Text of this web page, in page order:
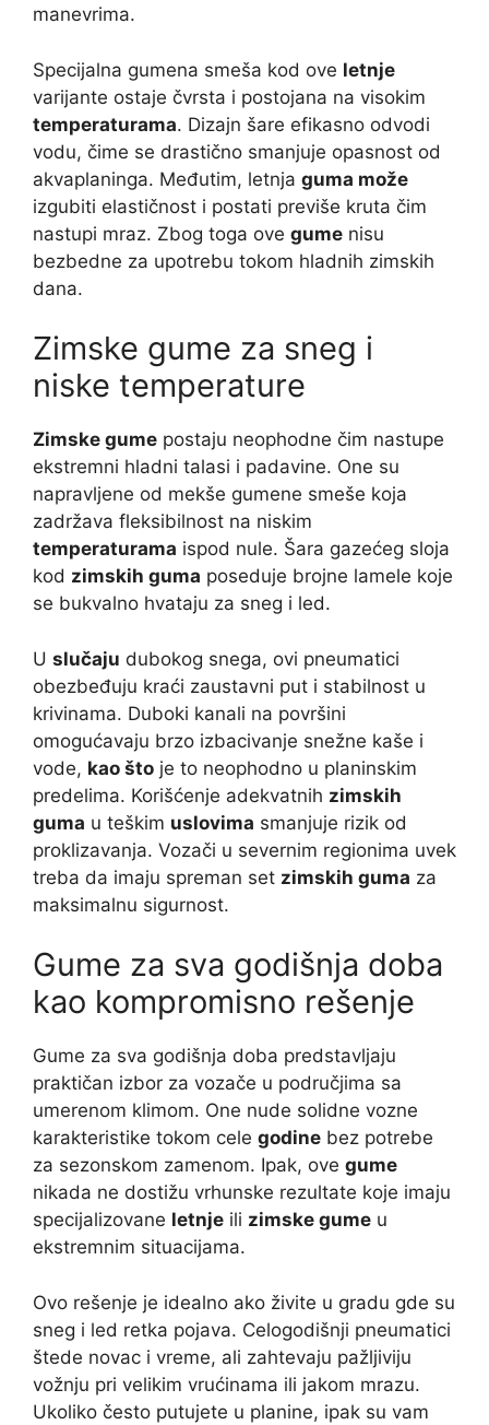
manevrima.
Specijalna gumena smeša kod ove letnje
varijante ostaje čvrsta i postojana na visokim
temperaturama. Dizajn šare efikasno odvodi
vodu, čime se drastično smanjuje opasnost od
akvaplaninga. Međutim, letnja guma može
izgubiti elastičnost i postati previše kruta čim
nastupi mraz. Zbog toga ove gume nisu
bezbedne za upotrebu tokom hladnih zimskih
dana.
Zimske gume za sneg i
niske temperature
Zimske gume postaju neophodne čim nastupe
ekstremni hladni talasi i padavine. One su
napravljene od mekše gumene smeše koja
zadržava fleksibilnost na niskim
temperaturama ispod nule. Šara gazećeg sloja
kod zimskih guma poseduje brojne lamele koje
se bukvalno hvataju za sneg i led.
U slučaju dubokog snega, ovi pneumatici
obezbeđuju kraći zaustavni put i stabilnost u
krivinama. Duboki kanali na površini
omogućavaju brzo izbacivanje snežne kaše i
vode, kao što je to neophodno u planinskim
predelima. Korišćenje adekvatnih zimskih
guma u teškim uslovima smanjuje rizik od
proklizavanja. Vozači u severnim regionima uvek
treba da imaju spreman set zimskih guma za
maksimalnu sigurnost.
Gume za sva godišnja doba
kao kompromisno rešenje
Gume za sva godišnja doba predstavljaju
praktičan izbor za vozače u područjima sa
umerenom klimom. One nude solidne vozne
karakteristike tokom cele godine bez potrebe
za sezonskom zamenom. Ipak, ove gume
nikada ne dostižu vrhunske rezultate koje imaju
specijalizovane letnje ili zimske gume u
ekstremnim situacijama.
Ovo rešenje je idealno ako živite u gradu gde su
sneg i led retka pojava. Celogodišnji pneumatici
štede novac i vreme, ali zahtevaju pažljiviju
vožnju pri velikim vrućinama ili jakom mrazu.
Ukoliko često putujete u planine, ipak su vam